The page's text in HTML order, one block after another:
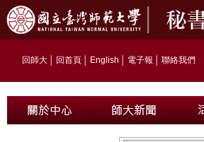
回師大 回首頁 English 電子報 聯絡我們